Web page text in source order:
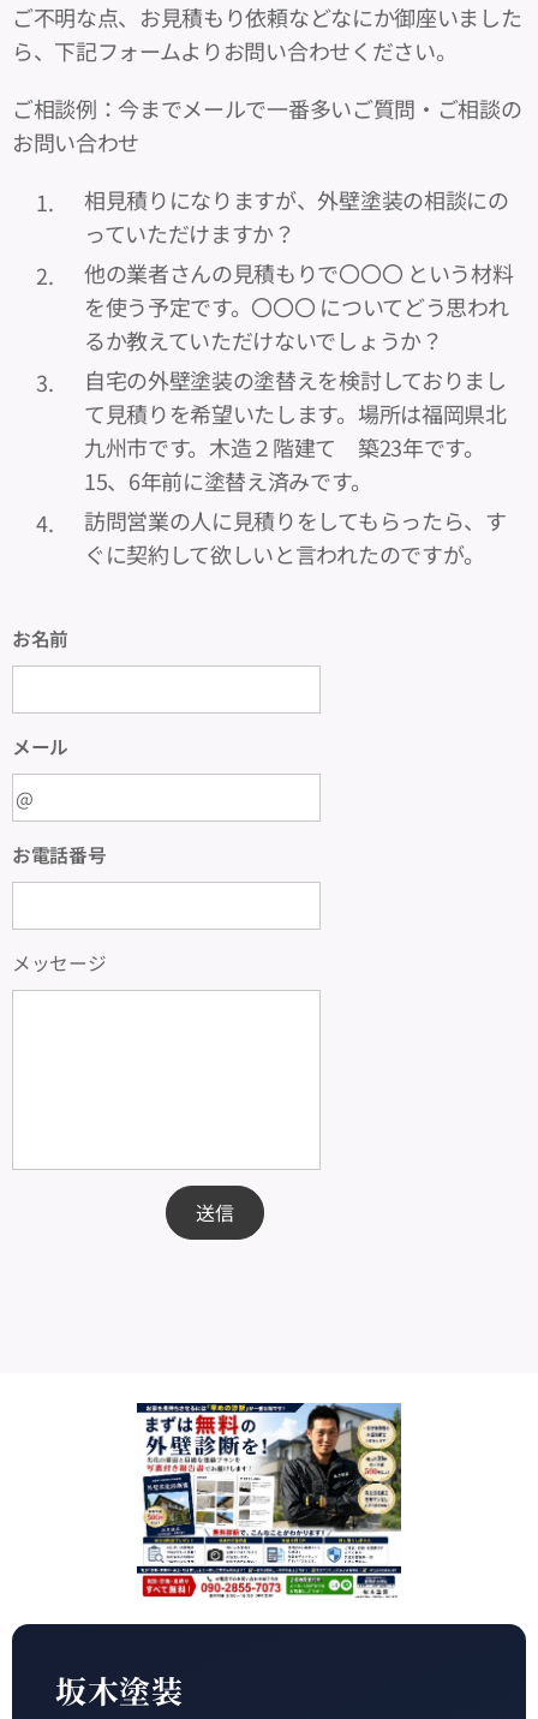
ご不明な点、お見積もり依頼などなにか御座いました
ら、下記フォームよりお問い合わせください。
ご相談例：今までメールで一番多いご質問・ご相談の
お問い合わせ
相見積りになりますが、外壁塗装の相談にの
っていただけますか？
他の業者さんの見積もりで〇〇〇 という材料
を使う予定です。〇〇〇 についてどう思われ
るか教えていただけないでしょうか？
自宅の外壁塗装の塗替えを検討しておりまし
て見積りを希望いたします。場所は福岡県北
九州市です。木造２階建て 築23年です。
15、6年前に塗替え済みです。
訪問営業の人に見積りをしてもらったら、す
ぐに契約して欲しいと言われたのですが。
お名前
メール
お電話番号
メッセージ
送信
坂木塗装